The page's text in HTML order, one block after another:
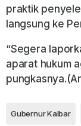
praktik
langsung ke
“Segera
aparat hukum
Gubernur Kalbar